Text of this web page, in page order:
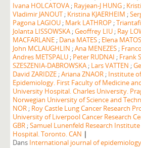
Ivana HOLCATOVA ; Rayjean-J HUNG ;
Vladimir JANOUT ; Kristina KJAERHEIM ;
Pagona LAGIOU ; Mark LATHROP ;
Jolanta LISSOWSKA ;Geoffrey LIU ; Ray
MACFARLANE ; Dana MATES ; Elena MATOS
John MCLAUGHLIN ;Ana MENEZES ;
Andres METSPALU ; Peter RUDNAI ; Frank
SZESZENIA-DABROWSKA ; Lars VATTEN ;
David ZARIDZE ;Ariana ZNAOR ; Institute
Epidemiology. First Faculty of Medicine
University Hospital. Charles University.
Norwegian University of Science and
NOR ; Roy Castle Lung Cancer Research
University of Liverpool Cancer Research
GBR ;Samuel Lunenfeld Research
Hospital. Toronto. CAN |
Dans International journal of epidemiology